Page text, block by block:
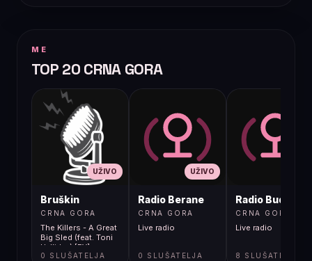
ME
TOP 20 CRNA GORA
UŽIVO
Bruškin
CRNA GORA
The Killers - A Great
Big Sled (feat. Toni
Halliday) [FY]
0 SLUŠATELJA
UŽIVO
Radio Berane
CRNA GORA
Live radio
0 SLUŠATELJA
Radio Budva
CRNA GORA
Live radio
8 SLUŠATELJA